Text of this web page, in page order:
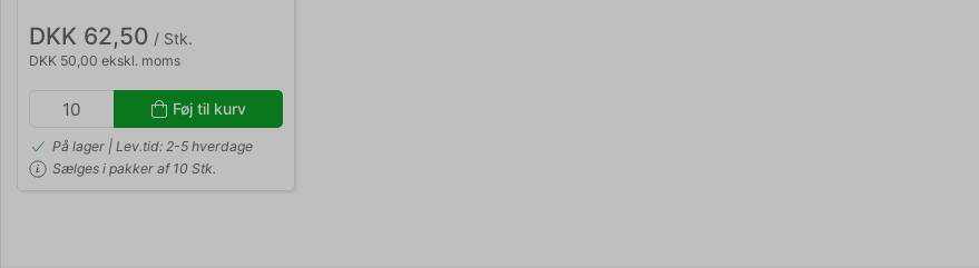
DKK 62,50 / Stk.
DKK 50,00 ekskl. moms
Føj til kurv
På lager | Lev.tid: 2-5 hverdage
Sælges i pakker af 10 Stk.